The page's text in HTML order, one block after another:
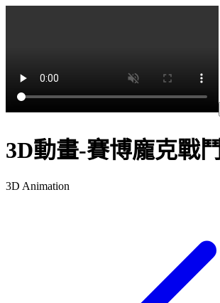
3D動畫-賽博龐克戰鬥
3D Animation